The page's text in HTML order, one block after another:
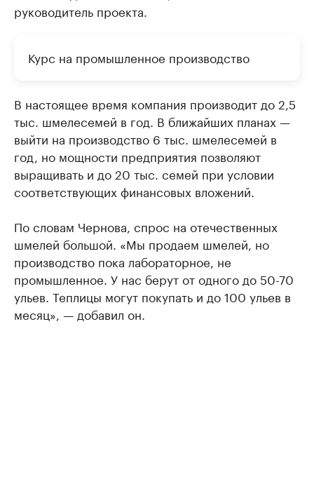
руководитель проекта.
Курс на промышленное производство
В настоящее время компания производит до 2,5
тыс. шмелесемей в год. В ближайших планах —
выйти на производство 6 тыс. шмелесемей в
год, но мощности предприятия позволяют
выращивать и до 20 тыс. семей при условии
соответствующих финансовых вложений.
По словам Чернова, спрос на отечественных
шмелей большой. «Мы продаем шмелей, но
производство пока лабораторное, не
промышленное. У нас берут от одного до 50-70
ульев. Теплицы могут покупать и до 100 ульев в
месяц», — добавил он.